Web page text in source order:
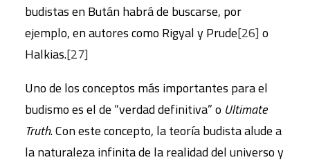
budistas en Bután habrá de buscarse, por
ejemplo, en autores como Rigyal y Prude[26] o
Halkias.[27]
Uno de los conceptos más importantes para el
budismo es el de “verdad definitiva” o Ultimate
Truth. Con este concepto, la teoría budista alude a
la naturaleza infinita de la realidad del universo y